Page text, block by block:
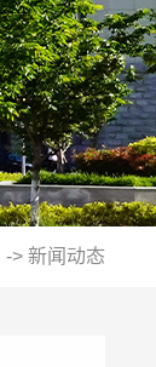
->新闻动态